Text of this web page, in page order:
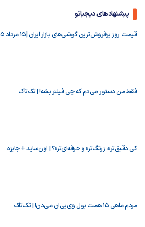
پیشنهادهای دیجیاتو
قیمت روز پرفروش‌ترین گوشی‌های بازار ایران [15 مرداد 1405]
فقط من دستور می‌دم که چی فیلتر بشه! | تک‌تاک
کی دقیق‌تره، زرنگ‌تره و حرفه‌ای‌تره؟ | اون‌ساید + جایزه
مردم ماهی ۱۵ همت پول وی‌پی‌ان می‌دن! | تک‌تاک